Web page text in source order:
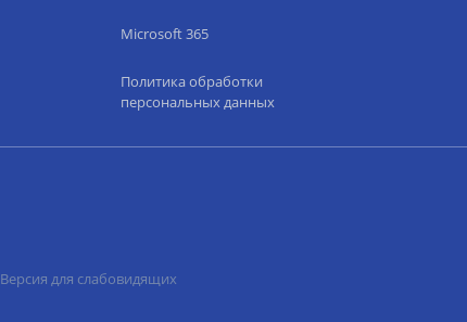
Microsoft 365
Политика обработки
персональных данных
Версия для слабовидящих